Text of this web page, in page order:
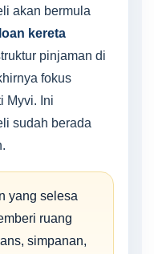
akan bermula
kereta
pinjaman di
fokus
Myvi. Ini
sudah berada
yang selesa
ruang
simpanan,